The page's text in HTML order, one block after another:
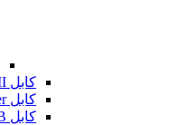
کابل HDMI
کابل Power
کابل USB